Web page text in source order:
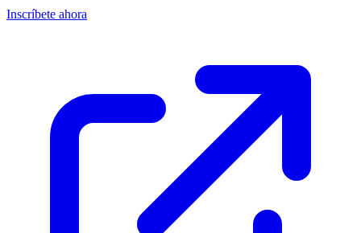
Inscríbete ahora